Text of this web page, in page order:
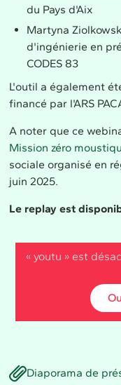
du Pays d'Aix
Martyna
d'ingénierie en
CODES 83
L'outil a également
financé par l'ARS
A noter que ce
Mission zéro
sociale organisé en
juin 2025.
Le replay est
« youtu » est
Diaporama de